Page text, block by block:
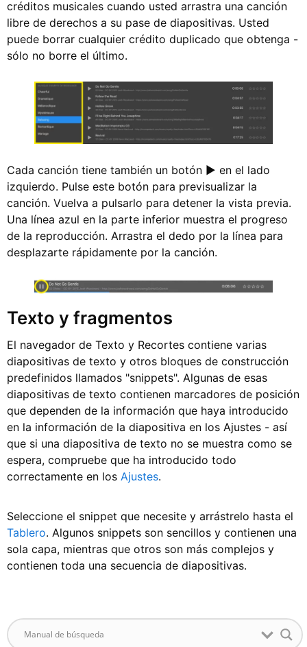
créditos musicales cuando usted arrastra una canción
libre de derechos a su pase de diapositivas. Usted
puede borrar cualquier crédito duplicado que obtenga -
sólo no borre el último.
Cada canción tiene también un botón ▶︎ en el lado
izquierdo. Pulse este botón para previsualizar la
canción. Vuelva a pulsarlo para detener la vista previa.
Una línea azul en la parte inferior muestra el progreso
de la reproducción. Arrastra el dedo por la línea para
desplazarte rápidamente por la canción.
Texto y fragmentos
El navegador de Texto y Recortes contiene varias
diapositivas de texto y otros bloques de construcción
predefinidos llamados "snippets". Algunas de esas
diapositivas de texto contienen marcadores de posición
que dependen de la información que haya introducido
en la información de la diapositiva en los Ajustes - así
que si una diapositiva de texto no se muestra como se
espera, compruebe que ha introducido todo
correctamente en los Ajustes.
Seleccione el snippet que necesite y arrástrelo hasta el
Tablero. Algunos snippets son sencillos y contienen una
sola capa, mientras que otros son más complejos y
contienen toda una secuencia de diapositivas.